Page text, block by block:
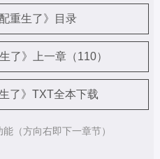
重生了》目录
了》上一章（110）
了》TXT全本下载
（方向右即下一章节）